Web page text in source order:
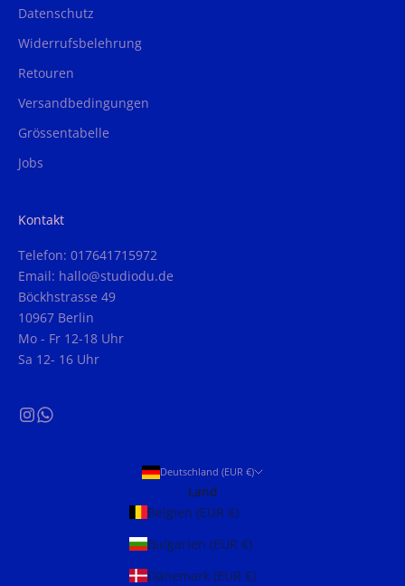
Datenschutz
Widerrufsbelehrung
Retouren
Versandbedingungen
Grössentabelle
Jobs
Kontakt
Telefon: 017641715972
Email: hallo@studiodu.de
Böckhstrasse 49
10967 Berlin
Mo - Fr 12-18 Uhr
Sa 12- 16 Uhr
Deutschland (EUR €)
Land
Belgien (EUR €)
Bulgarien (EUR €)
Dänemark (EUR €)